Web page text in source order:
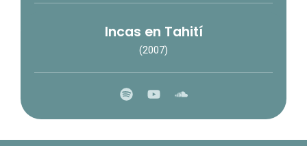
Incas en Tahití
(2007)